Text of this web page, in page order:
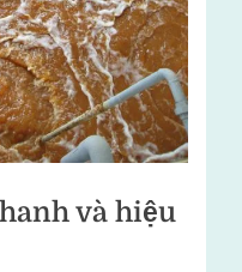
và hiệu